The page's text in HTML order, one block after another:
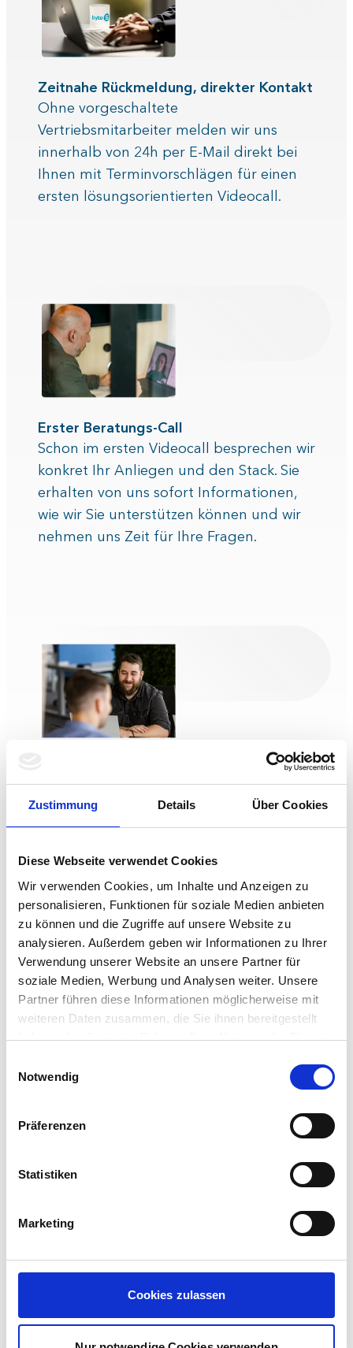
Zustimmung Details Über Cookies
Diese Webseite verwendet Cookies
Wir verwenden Cookies, um Inhalte und Anzeigen zu
personalisieren, Funktionen für soziale Medien anbieten
zu können und die Zugriffe auf unsere Website zu
analysieren. Außerdem geben wir Informationen zu Ihrer
Verwendung unserer Website an unsere Partner für
soziale Medien, Werbung und Analysen weiter. Unsere
Partner führen diese Informationen möglicherweise mit
weiteren Daten zusammen, die Sie ihnen bereitgestellt
haben oder die sie im Rahmen Ihrer Nutzung der Dienste
Notwendig
Präferenzen
Statistiken
Marketing
Cookies zulassen
Zeitnahe Rückmeldung, direkter Kontakt
Ohne vorgeschaltete
Vertriebsmitarbeiter melden wir uns
innerhalb von 24h per E-Mail direkt bei
Ihnen mit Terminvorschlägen für einen
ersten lösungsorientierten Videocall.
Erster Beratungs-Call
Schon im ersten Videocall besprechen wir
konkret Ihr Anliegen und den Stack. Sie
erhalten von uns sofort Informationen,
wie wir Sie unterstützen können und wir
nehmen uns Zeit für Ihre Fragen.
Umfangreiche Analyse und erste Schritte
zur Lösung
Nach Gegenzeichnung einer
Vertraulichkeitsvereinbarung sichten wir
Konzepte und Daten und entwickeln
daraus einen groben Fahrplan zum
Projekterfolg.
intensiven Austausch. Der erste Schritt
dem wir Ihren Business-Case und ihr
verstehen lernen – als Grundlage unserer
Projektplanung.